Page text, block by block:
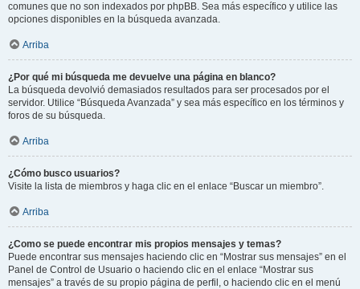
comunes que no son indexados por phpBB. Sea más específico y utilice las
opciones disponibles en la búsqueda avanzada.
Arriba
¿Por qué mi búsqueda me devuelve una página en blanco?
La búsqueda devolvió demasiados resultados para ser procesados por el
servidor. Utilice “Búsqueda Avanzada” y sea más específico en los términos y
foros de su búsqueda.
Arriba
¿Cómo busco usuarios?
Visite la lista de miembros y haga clic en el enlace “Buscar un miembro”.
Arriba
¿Como se puede encontrar mis propios mensajes y temas?
Puede encontrar sus mensajes haciendo clic en “Mostrar sus mensajes” en el
Panel de Control de Usuario o haciendo clic en el enlace “Mostrar sus
mensajes” a través de su propio página de perfil, o haciendo clic en el menú